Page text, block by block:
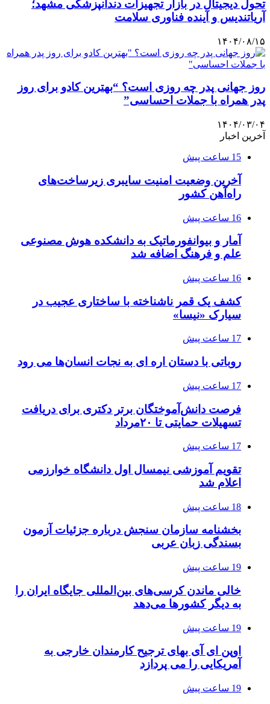
تحول دیجیتال در بازار تجهیزات دندانپزشکی مشهد؛
آریاتندیس و آینده فناوری سلامت
۱۴۰۴/۰۸/۱۵
روز جهانی پدر چه روزی است؟ “بهترین کادو برای روز
پدر همراه با جملات احساسی”
۱۴۰۴/۰۳/۰۴
آخرین اخبار
15 ساعت پیش
آخرین وضعیت امنیت سایبری زیرساخت‌های
راه‌آهن کشور
16 ساعت پیش
آمار و بیوانفورماتیک به دانشکده هوش مصنوعی
علم و فرهنگ اضافه شد
16 ساعت پیش
کشف یک قمر ناشناخته با ساختاری عجیب در
سیارک «نیسا»
17 ساعت پیش
روباتی با دستان اره ای به نجات انسان‌ها می رود
17 ساعت پیش
فرصت دانش‌آموختگان برتر دکتری‌ برای دریافت
تسهیلات حمایتی تا ۲۰مرداد
17 ساعت پیش
تقویم آموزشی نیمسال اول دانشگاه خوارزمی
اعلام شد
18 ساعت پیش
بخشنامه سازمان سنجش درباره جزئیات آزمون
بسندگی زبان عربی
19 ساعت پیش
خالی ماندن کرسی‌های بین‌المللی جایگاه ایران را
به دیگر کشورها می‌دهد
19 ساعت پیش
اوپن ای آی بهای ترجیح کارمندان خارجی به
آمریکایی را می پردازد
19 ساعت پیش